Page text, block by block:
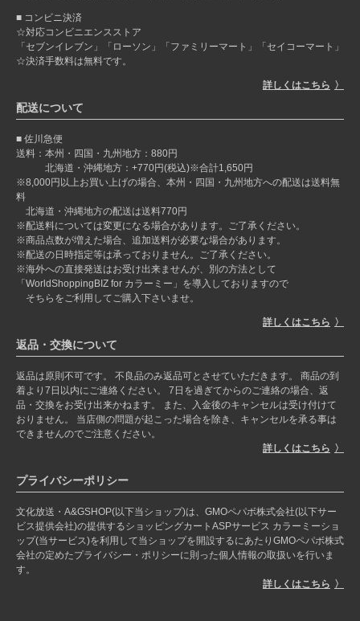
コンビニ決済
☆対応コンビニエンスストア
「セブンイレブン」「ローソン」「ファミリーマート」「セイコーマート」
☆決済手数料は無料です。
詳しくはこちら
配送について
佐川急便
送料：本州・四国・九州地方：880円
北海道・沖縄地方：+770円(税込)※合計1,650円
※8,000円以上お買い上げの場合、本州・四国・九州地方への配送は送料無
料
北海道・沖縄地方の配送は送料770円
※配送料については変更になる場合があります。ご了承ください。
※商品点数が増えた場合、追加送料が必要な場合があります。
※配送の日時指定等は承っておりません。ご了承ください。
※海外への直接発送はお受け出来ませんが、別の方法として
「WorldShoppingBIZ for カラーミー」を導入しておりますので
そちらをご利用してご購入下さいませ。
詳しくはこちら
返品・交換について
返品は原則不可です。 不良品のみ返品可とさせていただきます。 商品の到
着より7日以内にご連絡ください。 7日を過ぎてからのご連絡の場合、返
品・交換をお受け出来かねます。 また、入金後のキャンセルは受け付けて
おりません。 当店側の問題が起こった場合を除き、キャンセルを承る事は
できませんのでご注意ください。
詳しくはこちら
プライバシーポリシー
文化放送・A&GSHOP(以下当ショップ)は、GMOペパボ株式会社(以下サー
ビス提供会社)の提供するショッピングカートASPサービス カラーミーショ
ップ(当サービス)を利用して当ショップを開設するにあたりGMOペパボ株式
会社の定めたプライバシー・ポリシーに則った個人情報の取扱いを行いま
す。
詳しくはこちら